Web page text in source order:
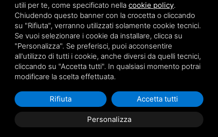
utili per te, come specificato nella cookie policy.
Chiudendo questo banner con la crocetta o cliccando
su "Rifiuta", verranno utilizzati solamente cookie tecnici.
Se vuoi selezionare i cookie da installare, clicca su
"Personalizza". Se preferisci, puoi acconsentire
all'utilizzo di tutti i cookie, anche diversi da quelli tecnici,
cliccando su "Accetta tutti". In qualsiasi momento potrai
modificare la scelta effettuata.
Personalizza
Rifiuta Accetta tutti
Privacy policy
Sitemap
Questo sito è protetto da Google reCAPTCHA v3,Privacy
PolicyeTerms of Servicedi Google.